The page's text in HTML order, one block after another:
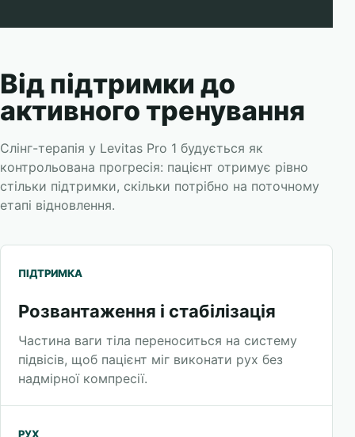
Від підтримки до
активного тренування
Слінг-терапія у Levitas Pro 1 будується як
контрольована прогресія: пацієнт отримує рівно
стільки підтримки, скільки потрібно на поточному
етапі відновлення.
ПІДТРИМКА
Розвантаження і стабілізація
Частина ваги тіла переноситься на систему
підвісів, щоб пацієнт міг виконати рух без
надмірної компресії.
РУХ